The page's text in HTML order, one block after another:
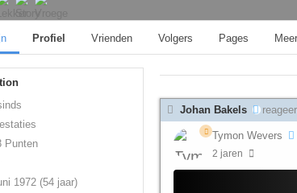
Profiel Vrienden Volgers Pages Meer
Punten
1972 (54 jaar)
Johan Bakels
Tymon Wevers
2 jaren